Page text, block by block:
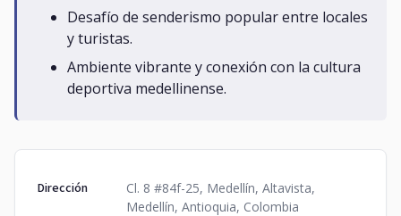
Desafío de senderismo popular entre locales
y turistas.
Ambiente vibrante y conexión con la cultura
deportiva medellinense.
Dirección
Cl. 8 #84f-25, Medellín, Altavista,
Medellín, Antioquia, Colombia